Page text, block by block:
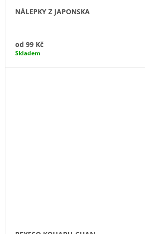
NÁLEPKY Z JAPONSKA
od 99 Kč
Skladem